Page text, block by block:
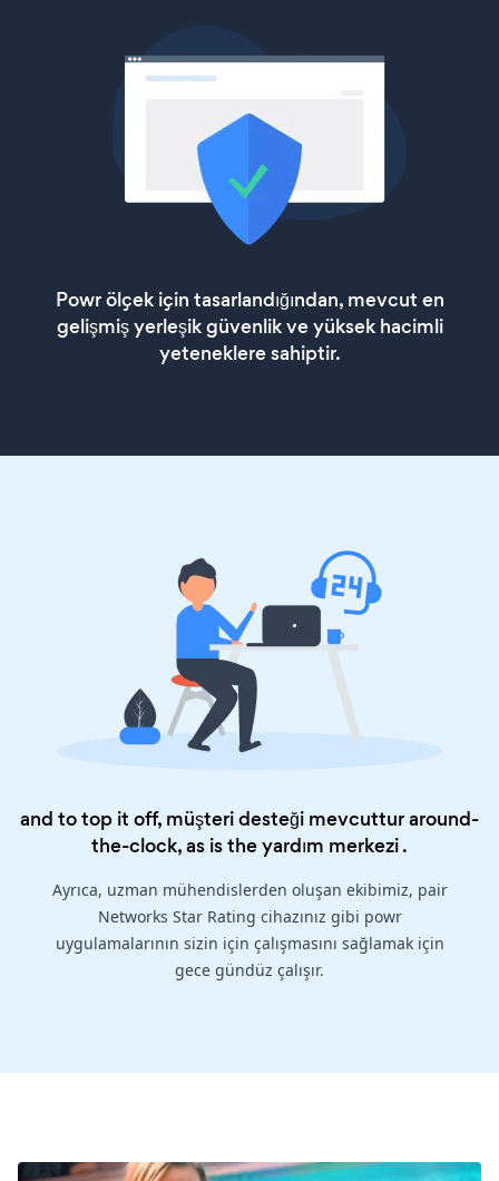
Powr ölçek için tasarlandığından, mevcut en
gelişmiş yerleşik güvenlik ve yüksek hacimli
yeteneklere sahiptir.
and to top it off, müşteri desteği mevcuttur around-
the-clock, as is theyardım merkezi.
Ayrıca, uzman mühendislerden oluşan ekibimiz, pair
Networks Star Rating cihazınız gibi powr
uygulamalarının sizin için çalışmasını sağlamak için
gece gündüz çalışır.